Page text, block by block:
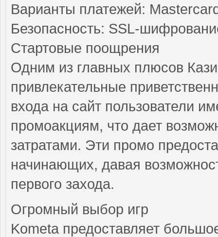
Варианты платежей:
Безопасность: SSL-
Стартовые поощрения
Одним из главных плюсов
привлекательные
входа на сайт пользователи
промоакциям, что дает
затратами. Эти промо
начинающих, давая
первого захода.
Огромный выбор игр
Kometa предоставляет